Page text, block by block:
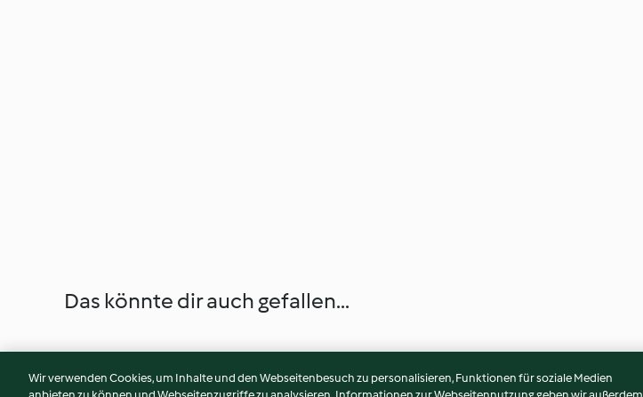
Das könnte dir auch gefallen...
Wir verwenden Cookies, um Inhalte und den Webseitenbesuch zu personalisieren, Funktionen für soziale Medien